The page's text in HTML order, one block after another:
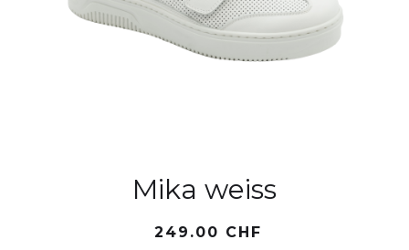
Mika weiss
249.00 CHF